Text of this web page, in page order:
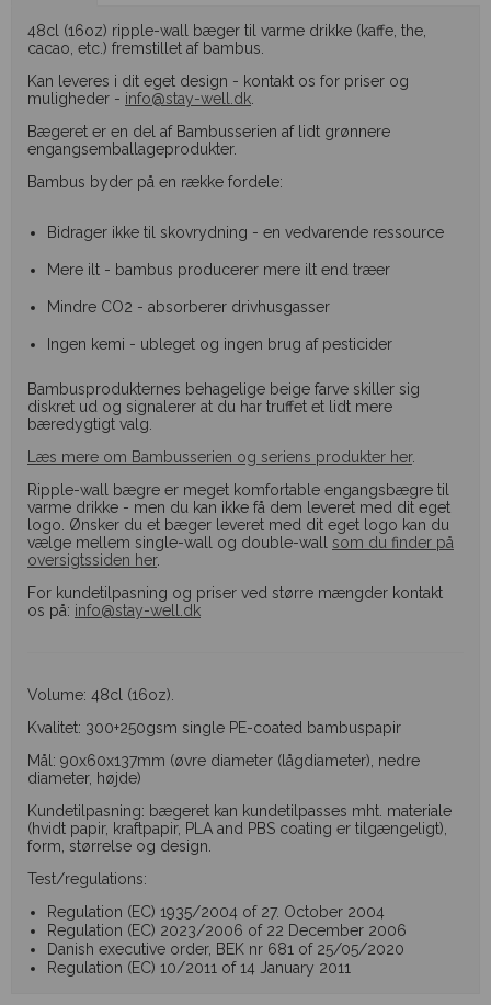
48cl (16oz) ripple-wall bæger til varme drikke (kaffe, the,
cacao, etc.) fremstillet af bambus.
Kan leveres i dit eget design - kontakt os for priser og
muligheder - info@stay-well.dk
Bægeret er en del af Bambusserien af lidt grønnere
engangsemballageprodukter.
Bambus byder på en række fordele:
Bidrager ikke til skovrydning - en vedvarende ressource
Mere ilt - bambus producerer mere ilt end træer
Mindre CO2 - absorberer drivhusgasser
Ingen kemi - ubleget og ingen brug af pesticider
Bambusprodukternes behagelige beige farve skiller sig
diskret ud og signalerer at du har truffet et lidt mere
bæredygtigt valg.
æs mere om Bambusserien og seriens produkter her.
Ripple-wall bægre er meget komfortable engangsbægre til
varme drikke - men du kan ikke få dem leveret med dit eget
logo. Ønsker du et bæger leveret med dit eget logo kan du
vælge mellem single-wall og double-wall som du finder på
oversigtssiden her.
For kundetilpasning og priser ved større mængder kontakt
os på: info@stay-well.dk
Volume: 48cl (16oz).
Kvalitet: 300+250gsm single PE-coated bambuspapir
Mål: 90x60x137mm (øvre diameter (lågdiameter), nedre
diameter, højde)
Kundetilpasning: bægeret kan kundetilpasses mht. materiale
(hvidt papir, kraftpapir, PLA and PBS coating er tilgængeligt),
form, størrelse og design.
Test/regulations:
Regulation (EC) 1935/2004 of 27. October 2004
Regulation (EC) 2023/2006 of 22 December 2006
Danish executive order, BEK nr 681 of 25/05/2020
Regulation (EC) 10/2011 of 14 January 2011